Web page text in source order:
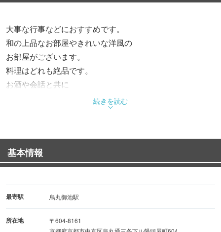
大事な行事などにおすすめです。
和の上品なお部屋やきれいな洋風の
お部屋がございます。
料理はどれも絶品です。
お酒や会話と共に
ごゆっくりお楽しみください。
続きを読む
基本情報
最寄駅 烏丸御池駅
所在地
〒604-8161